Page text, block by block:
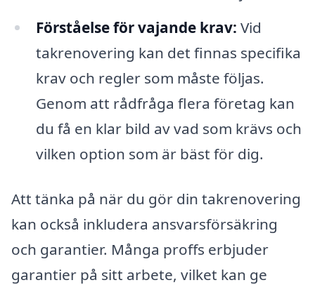
Förståelse för vajande krav: Vid
takrenovering kan det finnas specifika
krav och regler som måste följas.
Genom att rådfråga flera företag kan
du få en klar bild av vad som krävs och
vilken option som är bäst för dig.
Att tänka på när du gör din takrenovering
kan också inkludera ansvarsförsäkring
och garantier. Många proffs erbjuder
garantier på sitt arbete, vilket kan ge